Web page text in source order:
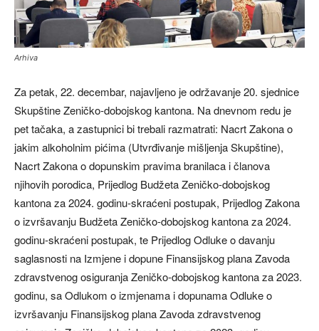
Arhiva
Za petak, 22. decembar, najavljeno je održavanje 20. sjednice
Skupštine Zeničko-dobojskog kantona. Na dnevnom redu je
pet tačaka, a zastupnici bi trebali razmatrati: Nacrt Zakona o
jakim alkoholnim pićima (Utvrđivanje mišljenja Skupštine),
Nacrt Zakona o dopunskim pravima branilaca i članova
njihovih porodica, Prijedlog Budžeta Zeničko-dobojskog
kantona za 2024. godinu-skraćeni postupak, Prijedlog Zakona
o izvršavanju Budžeta Zeničko-dobojskog kantona za 2024.
godinu-skraćeni postupak, te Prijedlog Odluke o davanju
saglasnosti na Izmjene i dopune Finansijskog plana Zavoda
zdravstvenog osiguranja Zeničko-dobojskog kantona za 2023.
godinu, sa Odlukom o izmjenama i dopunama Odluke o
izvršavanju Finansijskog plana Zavoda zdravstvenog